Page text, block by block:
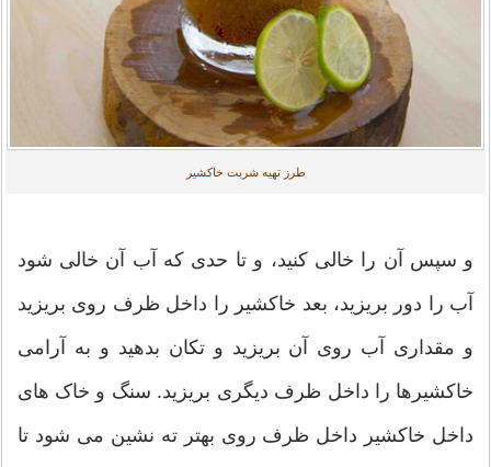
طرز تهیه شربت خاکشیر
و سپس آن را خالی کنید، و تا حدی که آب آن خالی شود
آب را دور بریزید، بعد خاکشیر را داخل ظرف روی بریزید
و مقداری آب روی آن بریزید و تکان بدهید و به آرامی
خاکشیرها را داخل ظرف دیگری بریزید. سنگ و خاک های
داخل خاکشیر داخل ظرف روی بهتر ته نشین می شود تا